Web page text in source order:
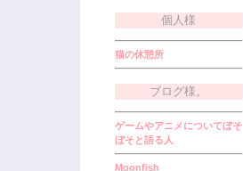
個人様
猫の休憩所
ブログ様。
ゲームやアニメについてぼそ
ぼそと語る人
Moonfish